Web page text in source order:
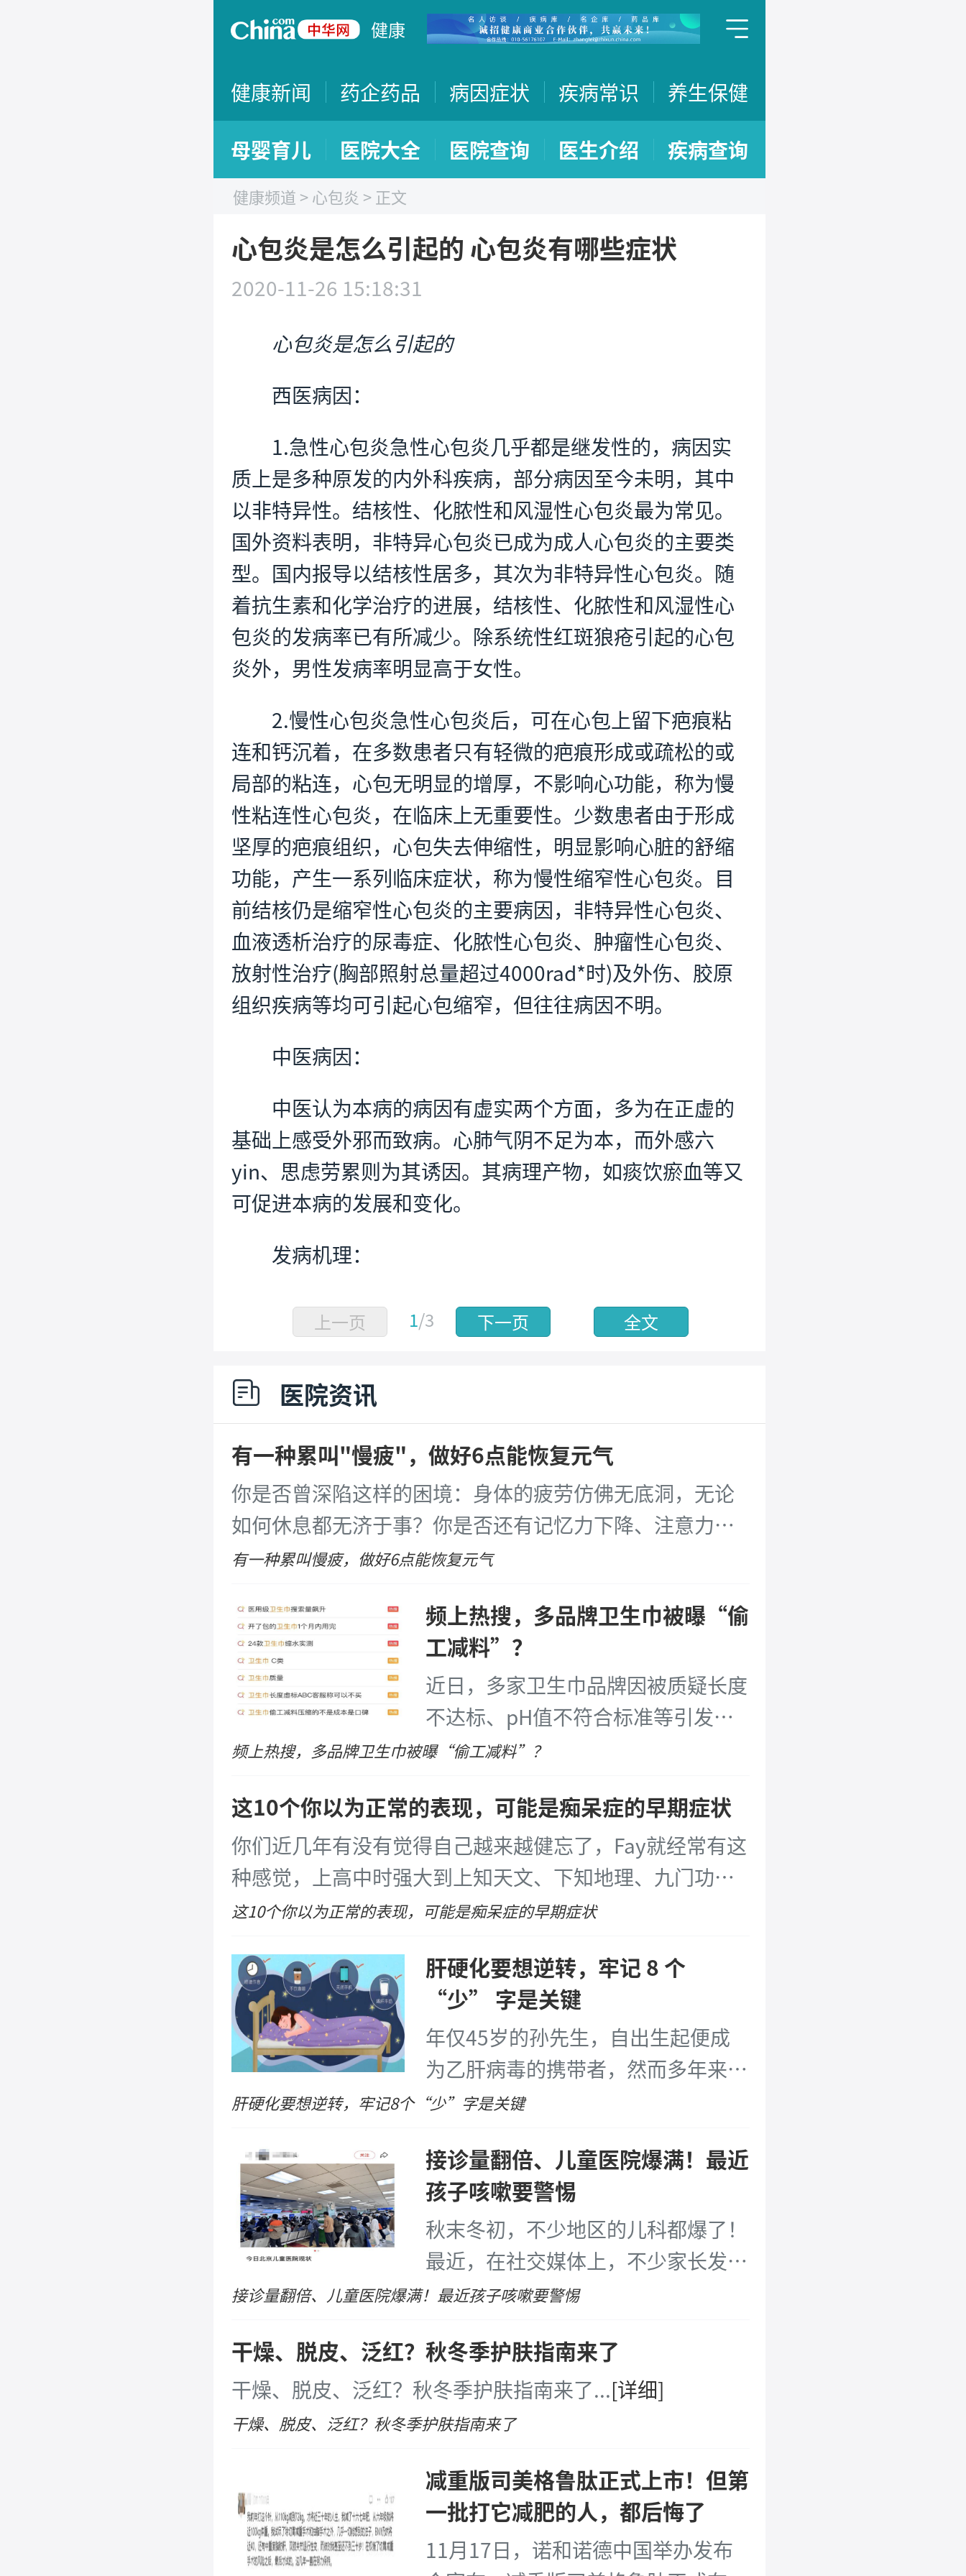
健康
健康新闻 药企药品 病因症状 疾病常识
养生保健
母婴育儿
医院大全 医院查询 医生介绍 疾病查询
健康频道 >心包炎 > 正文
心包炎是怎么引起的 心包炎有哪些症状
2020-11-26 15:18:31
心包炎是怎么引起的
西医病因：
1.急性心包炎急性心包炎几乎都是继发性的，病因实
质上是多种原发的内外科疾病，部分病因至今未明，其中
以非特异性。结核性、化脓性和风湿性心包炎最为常见。
国外资料表明，非特异心包炎已成为成人心包炎的主要类
型。国内报导以结核性居多，其次为非特异性心包炎。随
着抗生素和化学治疗的进展，结核性、化脓性和风湿性心
包炎的发病率已有所减少。除系统性红斑狼疮引起的心包
炎外，男性发病率明显高于女性。
2.慢性心包炎急性心包炎后，可在心包上留下疤痕粘
连和钙沉着，在多数患者只有轻微的疤痕形成或疏松的或
局部的粘连，心包无明显的增厚，不影响心功能，称为慢
性粘连性心包炎，在临床上无重要性。少数患者由于形成
坚厚的疤痕组织，心包失去伸缩性，明显影响心脏的舒缩
功能，产生一系列临床症状，称为慢性缩窄性心包炎。目
前结核仍是缩窄性心包炎的主要病因，非特异性心包炎、
血液透析治疗的尿毒症、化脓性心包炎、肿瘤性心包炎、
放射性治疗(胸部照射总量超过4000rad*时)及外伤、胶原
组织疾病等均可引起心包缩窄，但往往病因不明。
中医病因：
中医认为本病的病因有虚实两个方面，多为在正虚的
基础上感受外邪而致病。心肺气阴不足为本，而外感六
yin、思虑劳累则为其诱因。其病理产物，如痰饮瘀血等又
可促进本病的发展和变化。
发病机理：
上一页 1/3 下一页 全文
医院资讯
有一种累叫"慢疲"，做好6点能恢复元气
你是否曾深陷这样的困境：身体的疲劳仿佛无底洞，无论
如何休息都无济于事？你是否还有记忆力下降、注意力无
法集中、肌肉及关节痛、头痛、睡眠差……如果是这样
有一种累叫慢疲，做好6点能恢复元气
频上热搜，多品牌卫生巾被曝“偷
工减料”？
近日，多家卫生巾品牌因被质疑长度
不达标、pH值不符合标准等引发争
议，多次登上热搜。据不完全统计，
生巾为关键词的微博热搜已超过5
个。...[详细]
频上热搜，多品牌卫生巾被曝“偷工减料”？
这10个你以为正常的表现，可能是痴呆症的早期症状
你们近几年有没有觉得自己越来越健忘了，Fay就经常有这
种感觉，上高中时强大到上知天文、下知地理、九门功课
样样能背的记忆力，现在已经大大减退了，有时说了上一
这10个你以为正常的表现，可能是痴呆症的早期症状
肝硬化要想逆转，牢记 8 个
“少” 字是关键
年仅45岁的孙先生，自出生起便成
为乙肝病毒的携带者，然而多年来他
从未进行过复查。因工作需求，他频
重的腹痛、腹胀与腹泻所困扰，才前
往医院接受全面检查。
肝硬化要想逆转，牢记8个“少” 字是关键
接诊量翻倍、儿童医院爆满！最近
孩子咳嗽要警惕
秋末冬初，不少地区的儿科都爆了！
最近，在社交媒体上，不少家长发帖
表示，当地一些医院的儿童院区“人
[详细]
接诊量翻倍、儿童医院爆满！最近孩子咳嗽要警惕
干燥、脱皮、泛红？秋冬季护肤指南来了
干燥、脱皮、泛红？秋冬季护肤指南来了...[详细]
干燥、脱皮、泛红？秋冬季护肤指南来了
减重版司美格鲁肽正式上市！但第
一批打它减肥的人，都后悔了
11月17日，诺和诺德中国举办发布